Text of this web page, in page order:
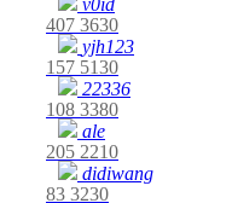
v0id
407 3630
yjh123
157 5130
22336
108 3380
ale
205 2210
didiwang
83 3230